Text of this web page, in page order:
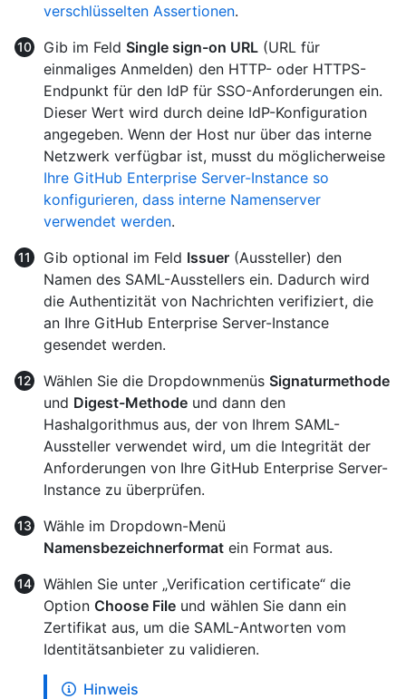
verschlüsselten Assertionen.
Gib im Feld Single sign-on URL (URL für
einmaliges Anmelden) den HTTP- oder HTTPS-
Endpunkt für den IdP für SSO-Anforderungen ein.
Dieser Wert wird durch deine IdP-Konfiguration
angegeben. Wenn der Host nur über das interne
Netzwerk verfügbar ist, musst du möglicherweise
Ihre GitHub Enterprise Server-Instance so
konfigurieren, dass interne Namenserver
verwendet werden.
Gib optional im Feld Issuer (Aussteller) den
Namen des SAML-Ausstellers ein. Dadurch wird
die Authentizität von Nachrichten verifiziert, die
an Ihre GitHub Enterprise Server-Instance
gesendet werden.
Wählen Sie die Dropdownmenüs Signaturmethode
und Digest-Methode und dann den
Hashalgorithmus aus, der von Ihrem SAML-
Aussteller verwendet wird, um die Integrität der
Anforderungen von Ihre GitHub Enterprise Server-
Instance zu überprüfen.
Wähle im Dropdown-Menü
Namensbezeichnerformat ein Format aus.
Wählen Sie unter „Verification certificate“ die
Option Choose File und wählen Sie dann ein
Zertifikat aus, um die SAML-Antworten vom
Identitätsanbieter zu validieren.
Hinweis